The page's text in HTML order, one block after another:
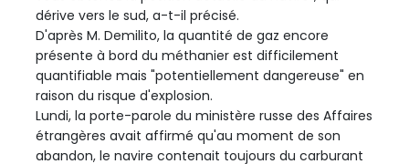
dérive vers le sud, a-t-il précisé.
D'après M. Demilito, la quantité de gaz encore
présente à bord du méthanier est difficilement
quantifiable mais "potentiellement dangereuse" en
raison du risque d'explosion.
Lundi, la porte-parole du ministère russe des Affaires
étrangères avait affirmé qu'au moment de son
abandon, le navire contenait toujours du carburant